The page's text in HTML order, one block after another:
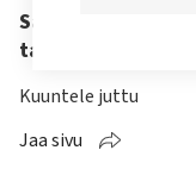
Sairaanhoitajien
tasaisesti
Kuuntele juttu
Jaa sivu